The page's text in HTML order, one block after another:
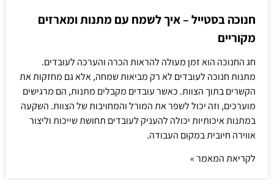
חנוכה בסטייל – איך לשמח עם מתנות ומארזים
מקוריים
חג החנוכה הוא זמן מעולה להראות הכרה והערכה לעובדים.
מתנות חנוכה לעובדים לא רק מביאות שמחה, אלא גם מחזקות את
הקשרים בתוך הצוות. כאשר עובדים מקבלים מתנות, הם מרגישים
מוערכים, וזה יכול לשפר את המורל והמחויבות של הצוות. השקעה
במתנות איכותיות יכולה להעניק לעובדים תחושת שייכות וליצור
אווירה חיובית במקום העבודה.
לקריאת המאמר »